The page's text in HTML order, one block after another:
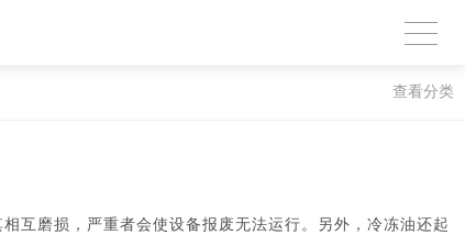
查看分类
互磨损，严重者会使设备报废无法运行。另外，冷冻油还起